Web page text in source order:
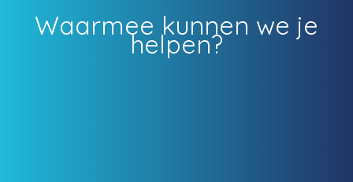
Waarmee kunnen we je
helpen?